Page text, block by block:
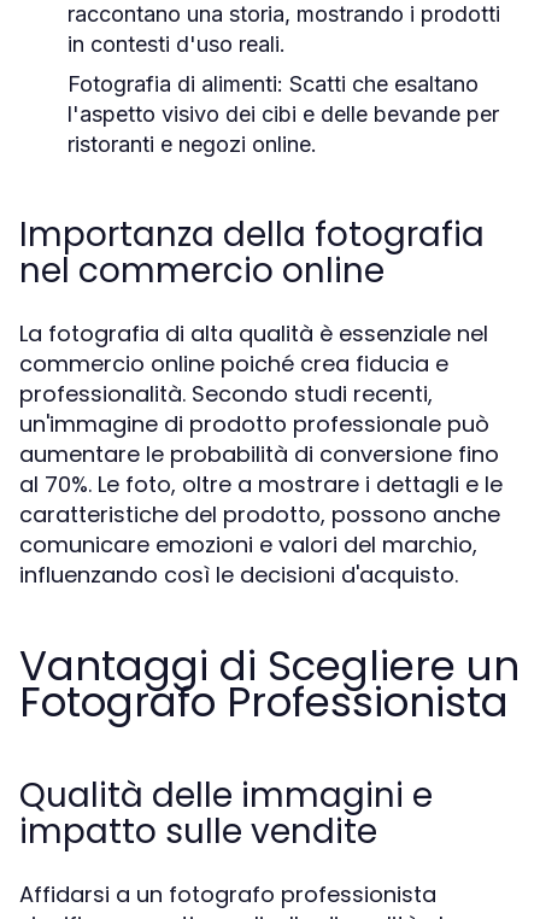
raccontano una storia, mostrando i prodotti
in contesti d'uso reali.
Fotografia di alimenti: Scatti che esaltano
l'aspetto visivo dei cibi e delle bevande per
ristoranti e negozi online.
Importanza della fotografia
nel commercio online
La fotografia di alta qualità è essenziale nel
commercio online poiché crea fiducia e
professionalità. Secondo studi recenti,
un'immagine di prodotto professionale può
aumentare le probabilità di conversione fino
al 70%. Le foto, oltre a mostrare i dettagli e le
caratteristiche del prodotto, possono anche
comunicare emozioni e valori del marchio,
influenzando così le decisioni d'acquisto.
Vantaggi di Scegliere un
Fotografo Professionista
Qualità delle immagini e
impatto sulle vendite
Affidarsi a un fotografo professionista